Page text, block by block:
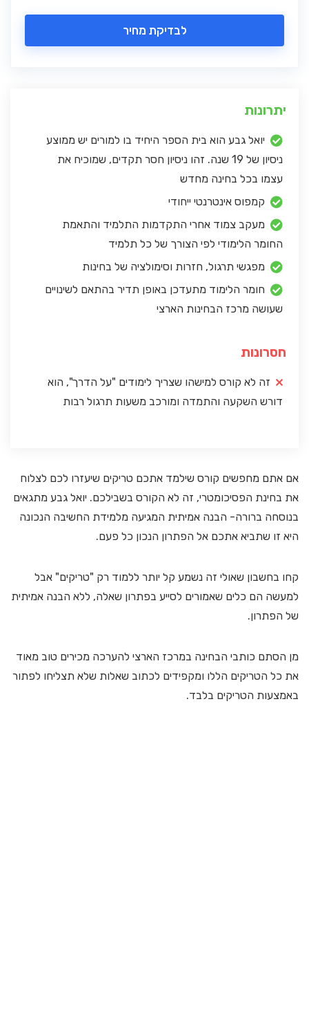
לבדיקת מחיר
יתרונות
יואל גבע הוא בית הספר היחיד בו למורים יש ממוצע
ניסיון של 19 שנה. זהו ניסיון חסר תקדים, שמוכיח את
עצמו בכל בחינה מחדש
קמפוס אינטרנטי ייחודי
מעקב צמוד אחרי התקדמות התלמיד והתאמת
החומר הלימודי לפי הצורך של כל תלמיד
מפגשי תרגול, חזרות וסימולציה של בחינות
חומר הלימוד מתעדכן באופן תדיר בהתאם לשינויים
שעושה מרכז הבחינות הארצי
חסרונות
זה לא קורס למישהו שצריך לימודים "על הדרך", הוא
דורש השקעה והתמדה ומורכב משעות תרגול רבות
אם אתם מחפשים קורס שילמד אתכם טריקים שיעזרו לכם לצלוח
את בחינת הפסיכומטרי, זה לא הקורס בשבילכם. יואל גבע מתגאים
בנוסחה ברורה- הבנה אמיתית המגיעה מלמידת החשיבה הנכונה
היא זו שתביא אתכם אל הפתרון הנכון כל פעם.
קחו בחשבון שאולי זה נשמע קל יותר ללמוד רק "טריקים" אבל
למעשה הם כלים שאמורים לסייע בפתרון שאלה, ללא הבנה אמיתית
של הפתרון.
מן הסתם כותבי הבחינה במרכז הארצי להערכה מכירים טוב מאוד
את כל הטריקים הללו ומקפידים לכתוב שאלות שלא תצליחו לפתור
באמצעות הטריקים בלבד.